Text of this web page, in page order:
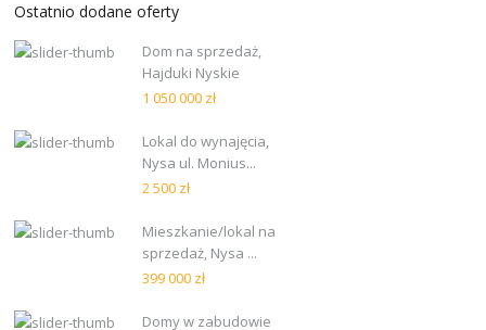
Ostatnio dodane oferty
Dom na sprzedaż,
Hajduki Nyskie
1 050 000 zł
Lokal do wynajęcia,
Nysa ul. Monius...
2 500 zł
Mieszkanie/lokal na
sprzedaż, Nysa ...
399 000 zł
Domy w zabudowie